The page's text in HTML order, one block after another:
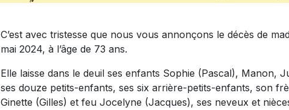
C’est avec tristesse que nous vous annonçons le décès de
mai 2024, à l’âge de 73 ans.
Elle laisse dans le deuil ses enfants Sophie (Pascal), Manon,
ses douze petits-enfants, ses six arrière-petits-enfants, son
Ginette (Gilles) et feu Jocelyne (Jacques), ses neveux et